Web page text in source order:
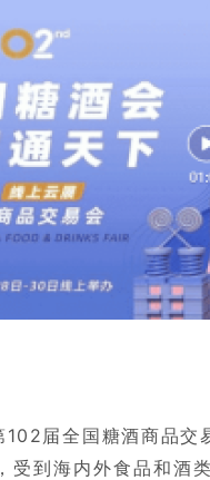
届全国糖酒商品交
到海内外食品和酒